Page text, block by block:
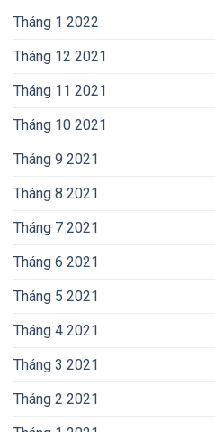
Tháng 1 2022
Tháng 12 2021
Tháng 11 2021
Tháng 10 2021
Tháng 9 2021
Tháng 8 2021
Tháng 7 2021
Tháng 6 2021
Tháng 5 2021
Tháng 4 2021
Tháng 3 2021
Tháng 2 2021